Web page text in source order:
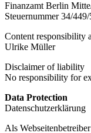
Finanzamt Berlin
Steuernummer 34/449/
Content responsibility
Ulrike Müller
Disclaimer of liability
No responsibility for
Data Protection
Datenschutzerklärung
Als